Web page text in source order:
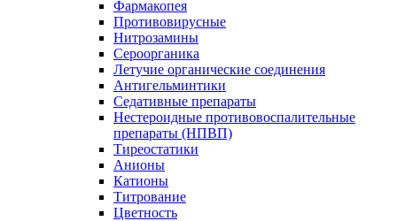
Фармакопея
Противовирусные
Нитрозамины
Сероорганика
Летучие органические соединения
Антигельминтики
Седативные препараты
Нестероидные противовоспалительные
препараты (НПВП)
Тиреостатики
Анионы
Катионы
Титрование
Цветность